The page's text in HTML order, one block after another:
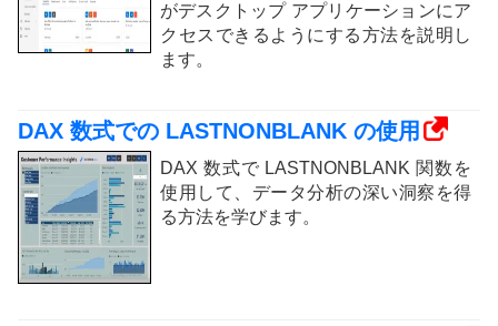
がデスクトップ アプリケーションにア
クセスできるようにする方法を説明し
ます。
DAX 数式での LASTNONBLANK の使用
DAX 数式で LASTNONBLANK 関数を
使用して、データ分析の深い洞察を得
る方法を学びます。